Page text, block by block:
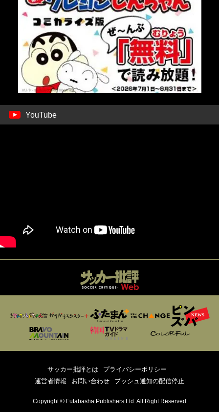
YouTube
サッカー批評とは
プライバシーポリシー
運営者情報
お問い合わせ プッシュ通知の配信停止
Copyright © Futabasha Publishers Ltd. All Right Reserved